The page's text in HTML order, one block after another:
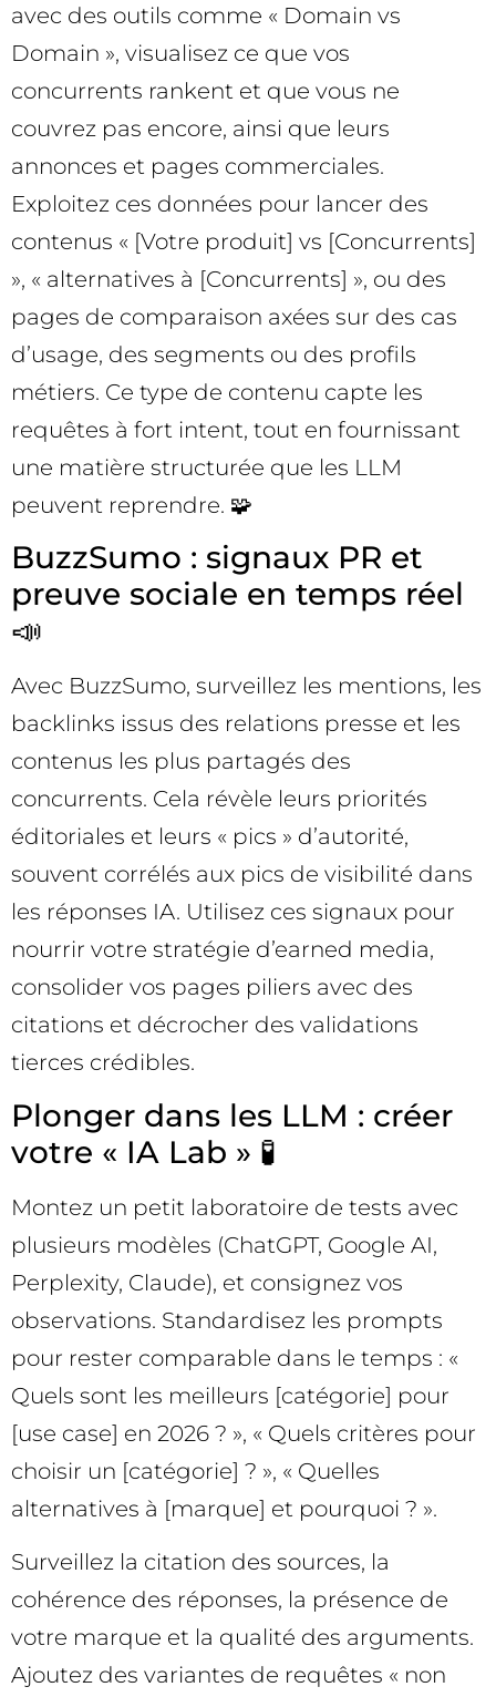
avec des outils comme « Domain vs
Domain », visualisez ce que vos
concurrents rankent et que vous ne
couvrez pas encore, ainsi que leurs
annonces et pages commerciales.
Exploitez ces données pour lancer des
contenus « [Votre produit] vs [Concurrents]
», « alternatives à [Concurrents] », ou des
pages de comparaison axées sur des cas
d’usage, des segments ou des profils
métiers. Ce type de contenu capte les
requêtes à fort intent, tout en fournissant
une matière structurée que les LLM
peuvent reprendre. 🧩
BuzzSumo : signaux PR et
preuve sociale en temps réel
📣
Avec BuzzSumo, surveillez les mentions, les
backlinks issus des relations presse et les
contenus les plus partagés des
concurrents. Cela révèle leurs priorités
éditoriales et leurs « pics » d’autorité,
souvent corrélés aux pics de visibilité dans
les réponses IA. Utilisez ces signaux pour
nourrir votre stratégie d’earned media,
consolider vos pages piliers avec des
citations et décrocher des validations
tierces crédibles.
Plonger dans les LLM : créer
votre « IA Lab » 🧪
Montez un petit laboratoire de tests avec
plusieurs modèles (ChatGPT, Google AI,
Perplexity, Claude), et consignez vos
observations. Standardisez les prompts
pour rester comparable dans le temps : «
Quels sont les meilleurs [catégorie] pour
[use case] en 2026 ? », « Quels critères pour
choisir un [catégorie] ? », « Quelles
alternatives à [marque] et pourquoi ? ».
Surveillez la citation des sources, la
cohérence des réponses, la présence de
votre marque et la qualité des arguments.
Ajoutez des variantes de requêtes « non